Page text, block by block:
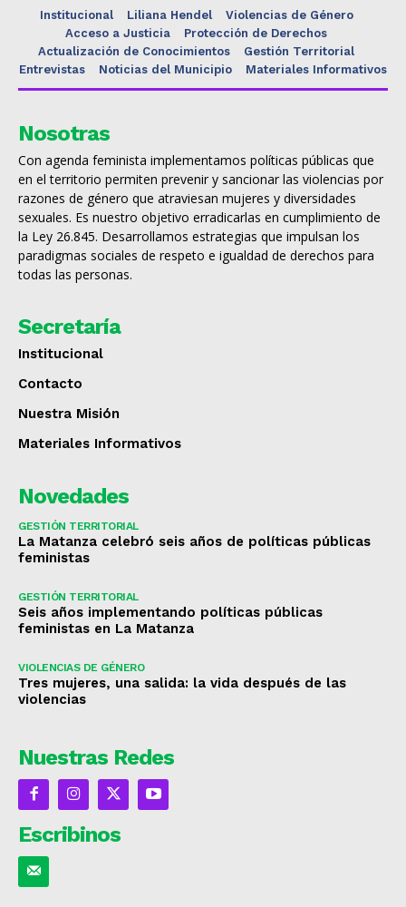
Institucional Liliana Hendel
Violencias de Género
Acceso a Justicia
Protección de Derechos
Actualización de Conocimientos
Gestión Territorial
Entrevistas
Noticias del Municipio Materiales Informativos
Nosotras
Con agenda feminista implementamos políticas públicas que
en el territorio permiten prevenir y sancionar las violencias por
razones de género que atraviesan mujeres y diversidades
sexuales. Es nuestro objetivo erradicarlas en cumplimiento de
la Ley 26.845. Desarrollamos estrategias que impulsan los
paradigmas sociales de respeto e igualdad de derechos para
todas las personas.
Secretaría
Institucional
Contacto
Nuestra Misión
Materiales Informativos
Novedades
GESTIÓN TERRITORIAL
La Matanza celebró seis años de políticas públicas
feministas
GESTIÓN TERRITORIAL
Seis años implementando políticas públicas
feministas en La Matanza
VIOLENCIAS DE GÉNERO
Tres mujeres, una salida: la vida después de las
violencias
Nuestras Redes
Escribinos